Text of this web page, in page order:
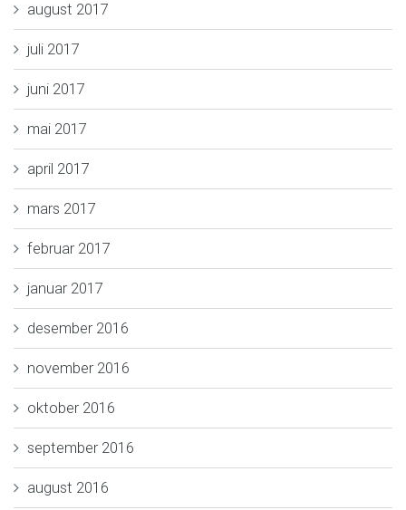
august 2017
juli 2017
juni 2017
mai 2017
april 2017
mars 2017
februar 2017
januar 2017
desember 2016
november 2016
oktober 2016
september 2016
august 2016